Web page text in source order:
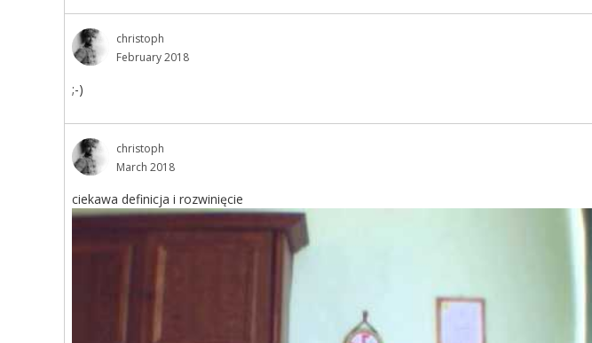
christoph
February 2018
;-)
christoph
March 2018
ciekawa definicja i rozwinięcie